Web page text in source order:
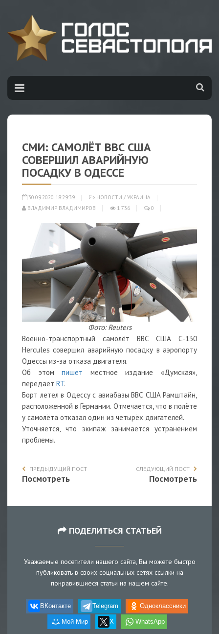
СМИ: САМОЛЁТ ВВС США
СОВЕРШИЛ АВАРИЙНУЮ
ПОСАДКУ В ОДЕССЕ
30.09.2020 18:29:39 НОВОСТИ / УКРАИНА
ВЛАДИМИР ВЛАДИМИРОВ
1 736 0
Фото: Reuters
Военно-транспортный самолёт ВВС США C-130
Hercules совершил аварийную посадку в аэропорту
Одессы из-за отказа двигателя.
Об этомпишет местное издание «Думская»,
передает RT.
Борт летел в Одессу с авиабазы ВВС США Рамштайн,
расположенной в Германии. Отмечается, что в полёте
у самолёта отказал один из четырёх двигателей.
Уточняется, что экипаж занимается устранением
проблемы.
ПРЕДЫДУЩИЙ ПОСТ
Посмотреть
СЛЕДУЮЩИЙ ПОСТ
Посмотреть
ПОДЕЛИТЬСЯ СТАТЬЕЙ
Уважаемые посетители нашего сайта, Вы можете быстро
публиковать в своих социальных сетях ссылки на
понравившиеся статьи на нашем сайте.
ВКонтакте Telegram Одноклассники
Мой Мир X WhatsApp